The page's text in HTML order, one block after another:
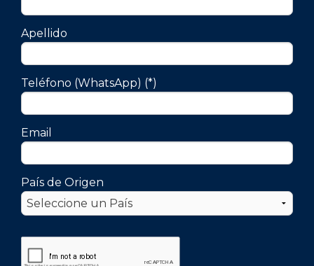
Apellido
Teléfono (WhatsApp) (*)
Email
País de Origen